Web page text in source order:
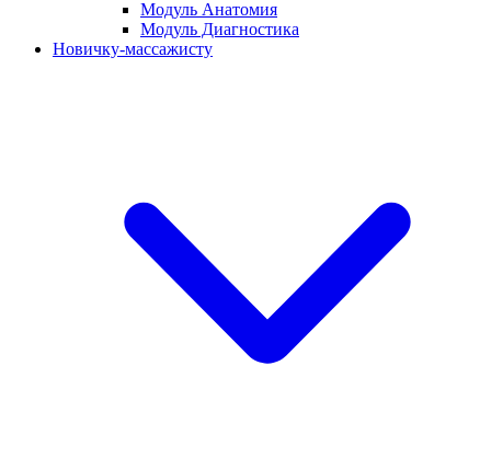
Модуль Анатомия
Модуль Диагностика
Новичку-массажисту